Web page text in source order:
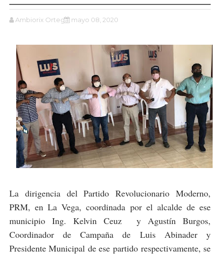
Ambiorix Ortega mayo 08, 2020
La dirigencia del Partido Revolucionario Moderno,
PRM, en La Vega, coordinada por el alcalde de ese
municipio Ing. Kelvin Ceuz y Agustín Burgos,
Coordinador de Campaña de Luis Abinader y
Presidente Municipal de ese partido respectivamente, se